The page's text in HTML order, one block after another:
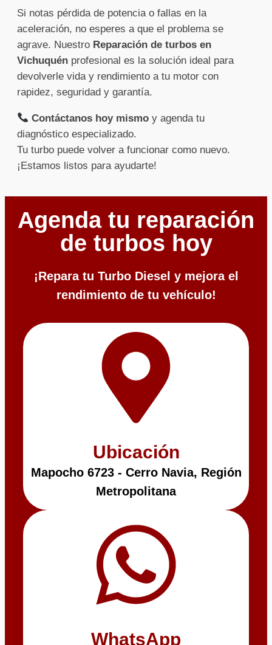
Si notas pérdida de potencia o fallas en la
aceleración, no esperes a que el problema se
agrave. Nuestro Reparación de turbos en
Vichuquén profesional es la solución ideal para
devolverle vida y rendimiento a tu motor con
rapidez, seguridad y garantía.
Contáctanos hoy mismo y agenda tu
diagnóstico especializado.
Tu turbo puede volver a funcionar como nuevo.
¡Estamos listos para ayudarte!
Agenda tu reparación
de turbos hoy
¡Repara tu Turbo Diesel y mejora el
rendimiento de tu vehículo!
Ubicación
Mapocho 6723 - Cerro Navia, Región
Metropolitana
WhatsApp